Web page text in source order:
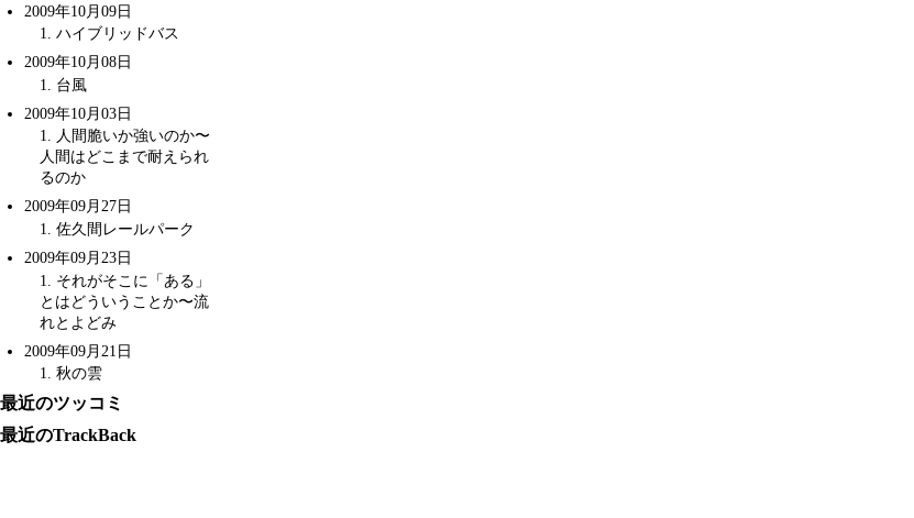
2009年10月09日
1
. ハイブリッドバス
2009年10月08日
1
. 台風
2009年10月03日
1. 人間脆いか強いのか〜
人間はどこまで耐えられ
るのか
2009年09月27日
1
佐久間レールパーク
2009年09月23日
1
. それがそこに「ある」
とはどういうことか〜流
れとよどみ
2009年09月21日
1
. 秋の雲
最近のツッコミ
最近のTrackBack